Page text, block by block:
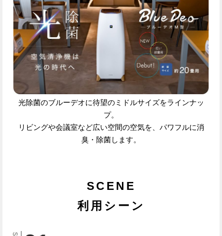
光除菌のブルーデオに待望のミドルサイズをラインナッ
プ。
リビングや会議室など広い空間の空気を、パワフルに消
臭・除菌します。
SCENE
利用シーン